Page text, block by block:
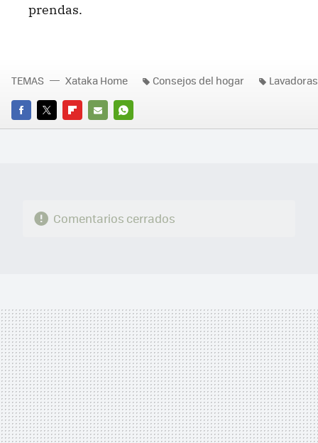
prendas.
FACEBOOK
TWITTERFLIPBOARD
E-
WHATSAPP
TEMAS Xataka Home Consejos del hogar Lavadoras
Comentarios cerrados